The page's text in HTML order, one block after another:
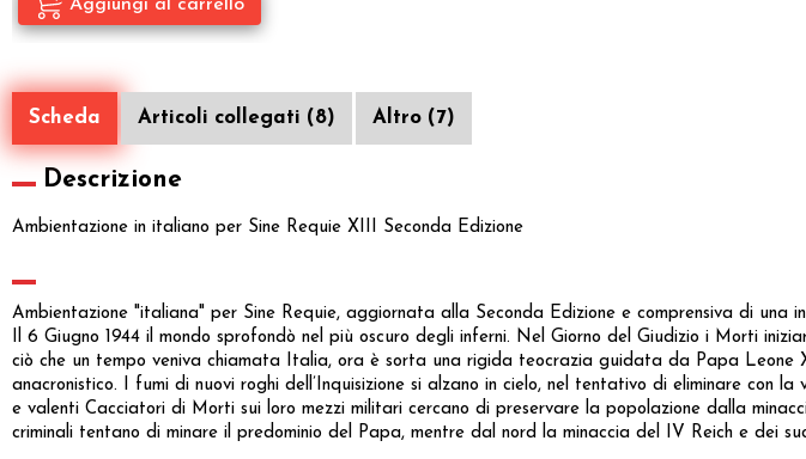
Scheda Articoli collegati (8) Altro (7)
Descrizione
Ambientazione in italiano per Sine Requie XIII Seconda Edizione
Ambientazione "italiana" per Sine Requie, aggiornata alla Seconda Edizione e comprensiva di una
Il 6 Giugno 1944 il mondo sprofondò nel più oscuro degli inferni. Nel Giorno del Giudizio i Morti
ciò che un tempo veniva chiamata Italia, ora è sorta una rigida teocrazia guidata da Papa Leone
anacronistico. I fumi di nuovi roghi dell’Inquisizione si alzano in cielo, nel tentativo di eliminare con
e valenti Cacciatori di Morti sui loro mezzi militari cercano di preservare la popolazione dalla
criminali tentano di minare il predominio del Papa, mentre dal nord la minaccia del IV Reich e dei